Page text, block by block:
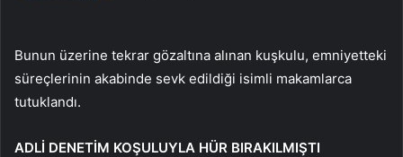
Bunun üzerine tekrar gözaltına alınan kuşkulu, emniyetteki
süreçlerinin akabinde sevk edildiği isimli makamlarca
tutuklandı.
ADLİ DENETİM KOŞULUYLA HÜR BIRAKILMIŞTI